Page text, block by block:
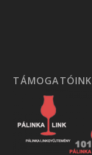
TÁMOGATÓINK